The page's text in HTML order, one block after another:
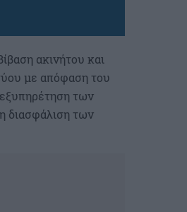
ακινήτου και
με απόφαση του
των
διασφάλιση των